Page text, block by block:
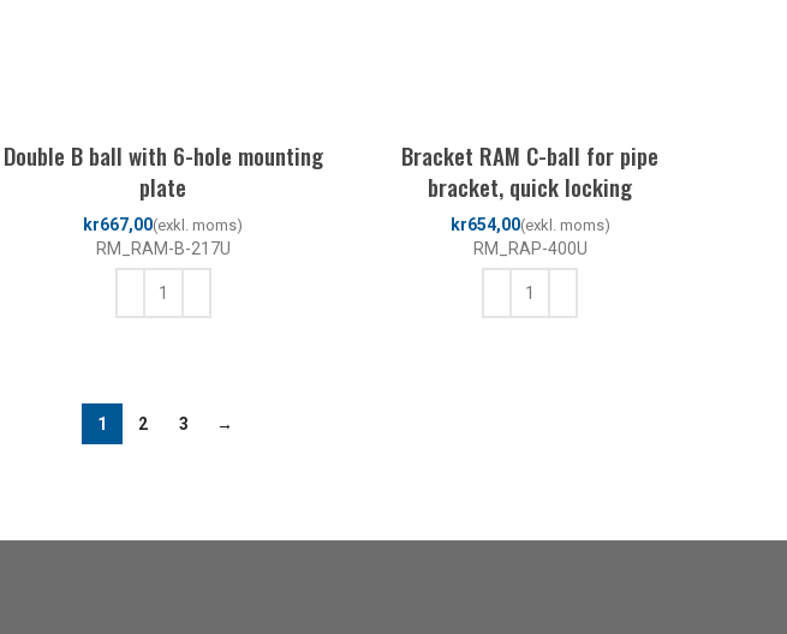
Double B ball with 6-hole mounting
plate
kr
RM_RAM-B-217U
Bracket RAM C-ball for pipe
bracket, quick locking
kr
RM_RAP-400U
1 2 3 →